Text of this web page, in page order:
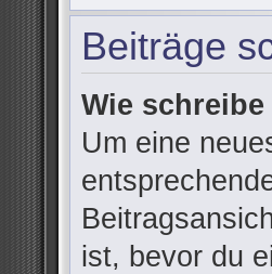
Beiträge
Wie
Um eine
ist, bevor du